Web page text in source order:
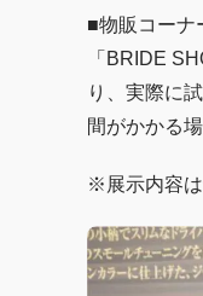
■物販コーナ
「BRIDE
り、実際に
間がかかる
※展示内容は